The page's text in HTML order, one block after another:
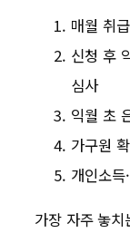
매월 취
신청 후
심사
익월 초
가구원
개인소
가장 자주 놓